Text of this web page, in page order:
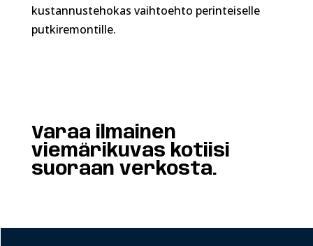
kustannustehokas vaihtoehto perinteiselle
putkiremontille.
Varaa ilmainen
viemärikuvas kotiisi
suoraan verkosta.